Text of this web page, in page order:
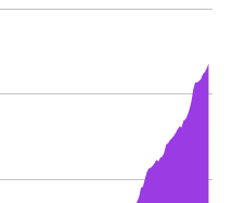
Time. Data ranges from
prosent. Data ranges